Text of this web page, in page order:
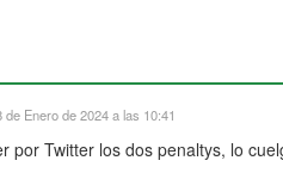
de Enero de 2024 a las 10:41
por Twitter los dos penaltys, lo